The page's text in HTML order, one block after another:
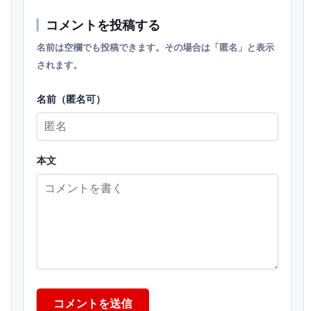
コメントを投稿する
名前は空欄でも投稿できます。その場合は「匿名」と表示
されます。
名前（匿名可）
本文
コメントを送信